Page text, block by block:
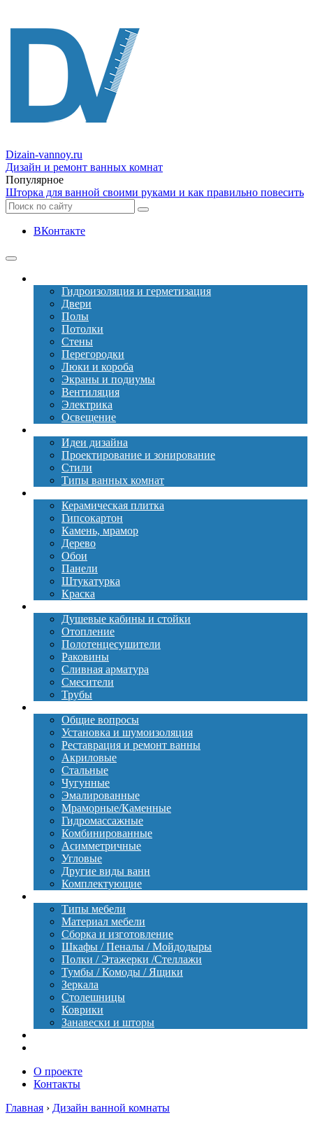
Dizain-vannoy.ru
Дизайн и ремонт ванных комнат
Популярное
Шторка для ванной своими руками и как правильно повесить
ВКонтакте
Гидроизоляция и герметизация
Двери
Полы
Потолки
Стены
Перегородки
Люки и короба
Экраны и подиумы
Вентиляция
Электрика
Освещение
Идеи дизайна
Проектирование и зонирование
Стили
Типы ванных комнат
Керамическая плитка
Гипсокартон
Камень, мрамор
Дерево
Обои
Панели
Штукатурка
Краска
Душевые кабины и стойки
Отопление
Полотенцесушители
Раковины
Сливная арматура
Смесители
Трубы
Общие вопросы
Установка и шумоизоляция
Реставрация и ремонт ванны
Акриловые
Стальные
Чугунные
Эмалированные
Мраморные/Каменные
Гидромассажные
Комбинированные
Асимметричные
Угловые
Другие виды ванн
Комплектующие
Типы мебели
Материал мебели
Сборка и изготовление
Шкафы / Пеналы / Мойдодыры
Полки / Этажерки /Стеллажи
Тумбы / Комоды / Ящики
Зеркала
Столешницы
Коврики
Занавески и шторы
О проекте
Контакты
Главная › Дизайн ванной комнаты